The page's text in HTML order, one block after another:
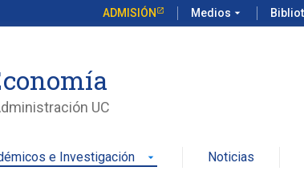
ADMISIÓN Medios arrow_drop_down
UC
e Investigación arrow_drop_down Noticias